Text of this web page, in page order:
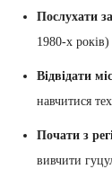
Послухати
1980-х років)
Відвідати
навчитися
Почати з
вивчити